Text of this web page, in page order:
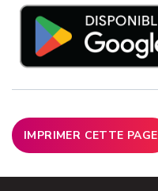
IMPRIMER CETTE PAGE